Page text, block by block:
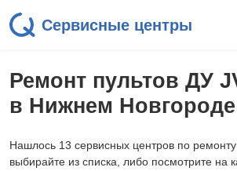
Сервисные центры
Ремонт пультов ДУ
в Нижнем Новгороде
Нашлось 13 сервисных центров по
выбирайте из списка, либо посмотрите на